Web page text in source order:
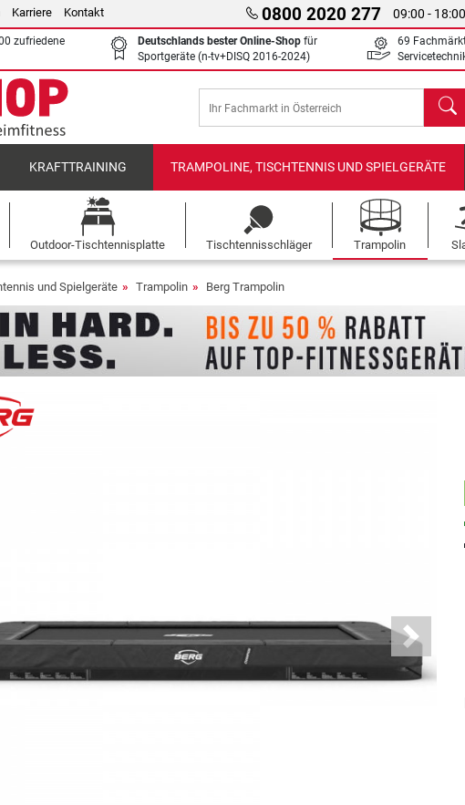
Karriere Kontakt 0800 2020 277 09:00 -
zufriedene
Deutschlands bester Online-Shop für
Sportgeräte (n-tv+DISQ 2016-2024)
69
Suchen
KRAFTTRAINING TRAMPOLINE, TISCHTENNIS UND SPIELGERÄTE
Outdoor-Tischtennisplatte Tischtennisschläger Trampolin
und Spielgeräte Trampolin Berg Trampolin
Next